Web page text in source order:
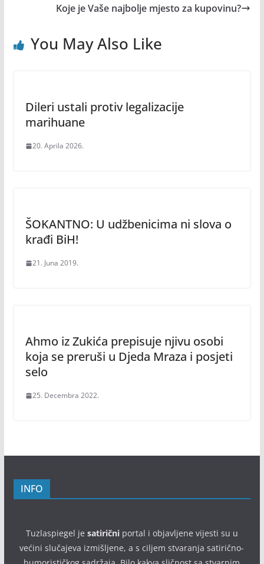
Koje je Vaše najbolje mjesto za kupovinu?
You May Also Like
Dileri ustali protiv legalizacije
marihuane
20. Aprila 2026.
ŠOKANTNO: U udžbenicima ni slova o
krađi BiH!
21. Juna 2019.
Ahmo iz Zukića prepisuje njivu osobi
koja se preruši u Djeda Mraza i posjeti
selo
25. Decembra 2022.
INFO
Tuzlaspiegel je satiričniportal i objavljene vijesti su u
većini slučajeva izmišljene, a s ciljem stvaranja satirično-